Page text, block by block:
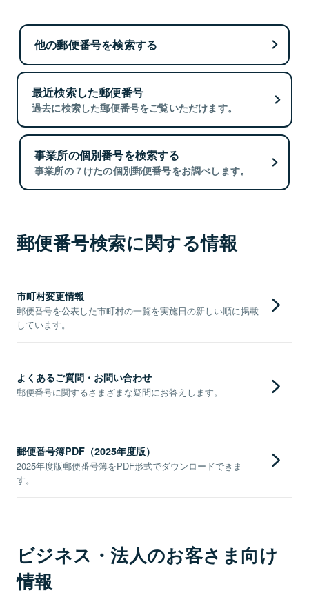
他の郵便番号を検索する
最近検索した郵便番号
過去に検索した郵便番号をご覧いただけます。
事業所の個別番号を検索する
事業所の７けたの個別郵便番号をお調べします。
郵便番号検索に関する情報
市町村変更情報
郵便番号を公表した市町村の一覧を実施日の新しい順に掲載
しています。
よくあるご質問・お問い合わせ
郵便番号に関するさまざまな疑問にお答えします。
郵便番号簿PDF（2025年度版）
2025年度版郵便番号簿をPDF形式でダウンロードできま
す。
ビジネス・法人のお客さま向け
情報